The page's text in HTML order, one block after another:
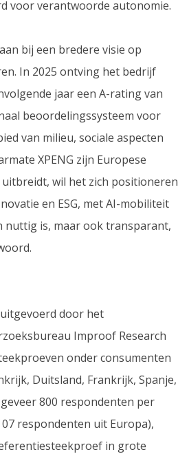
voor verantwoorde autonomie.
bij een bredere visie op
In 2025 ontving het bedrijf
jaar een A-rating van
beoordelingssysteem voor
van milieu, sociale aspecten
XPENG zijn Europese
wil het zich positioneren
en ESG, met AI-mobiliteit
nuttig is, maar ook transparant,
door het
Improof Research
onder consumenten
Duitsland, Frankrijk, Spanje,
800 respondenten per
respondenten uit Europa),
in grote